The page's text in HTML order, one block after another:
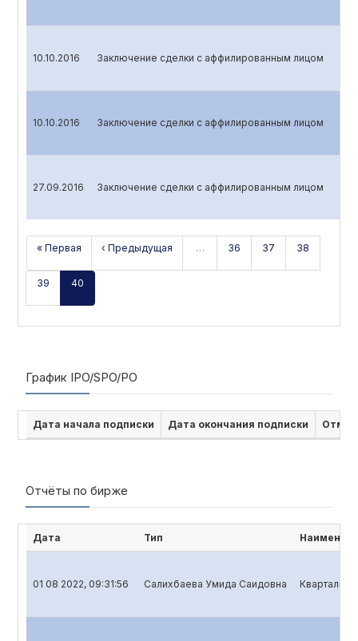
10.10.2016 Заключение сделки с аффилированным лицом
10.10.2016 Заключение сделки с аффилированным лицом
27.09.2016 Заключение сделки с аффилированным лицом
« Первая ‹ Предыдущая … 36 37 38
39 40
График IPO/SPO/PO
Дата начала подписки Дата окончания подписки
Отчёты по бирже
Дата Тип
01 08 2022, 09:31:56 Салихбаева Умида Саидовна